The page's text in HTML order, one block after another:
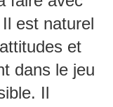
est naturel
et
dans le jeu
Il